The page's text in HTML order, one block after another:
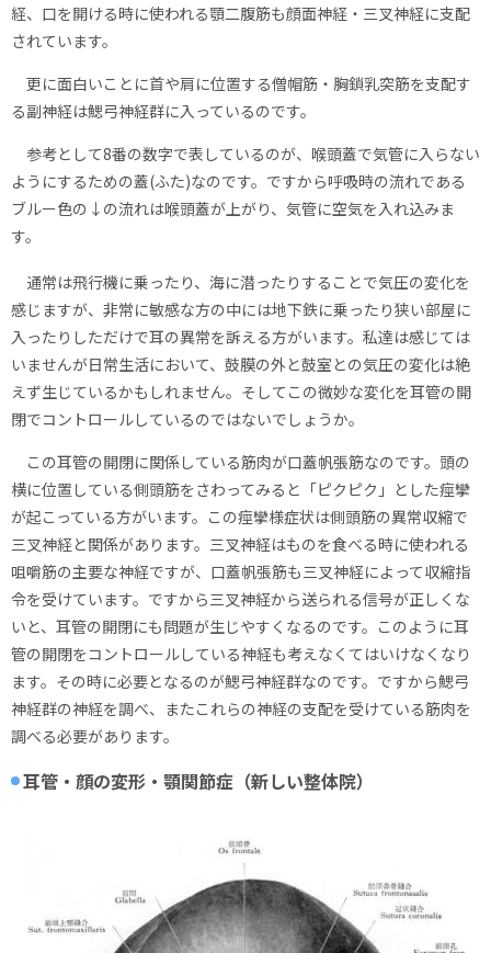
経、口を開ける時に使われる顎二腹筋も顔面神経・三叉神経に支配
されています。
更に面白いことに首や肩に位置する僧帽筋・胸鎖乳突筋を支配す
る副神経は鰓弓神経群に入っているのです。
参考として8番の数字で表しているのが、喉頭蓋で気管に入らない
ようにするための蓋(ふた)なのです。ですから呼吸時の流れである
ブルー色の↓の流れは喉頭蓋が上がり、気管に空気を入れ込みま
す。
通常は飛行機に乗ったり、海に潜ったりすることで気圧の変化を
感じますが、非常に敏感な方の中には地下鉄に乗ったり狭い部屋に
入ったりしただけで耳の異常を訴える方がいます。私達は感じては
いませんが日常生活において、鼓膜の外と鼓室との気圧の変化は絶
えず生じているかもしれません。そしてこの微妙な変化を耳管の開
閉でコントロールしているのではないでしょうか。
この耳管の開閉に関係している筋肉が口蓋帆張筋なのです。頭の
横に位置している側頭筋をさわってみると「ピクピク」とした痙攣
が起こっている方がいます。この痙攣様症状は側頭筋の異常収縮で
三叉神経と関係があります。三叉神経はものを食べる時に使われる
咀嚼筋の主要な神経ですが、口蓋帆張筋も三叉神経によって収縮指
令を受けています。ですから三叉神経から送られる信号が正しくな
いと、耳管の開閉にも問題が生じやすくなるのです。このように耳
管の開閉をコントロールしている神経も考えなくてはいけなくなり
ます。その時に必要となるのが鰓弓神経群なのです。ですから鰓弓
神経群の神経を調べ、またこれらの神経の支配を受けている筋肉を
調べる必要があります。
耳管・顔の変形・顎関節症（新しい整体院）